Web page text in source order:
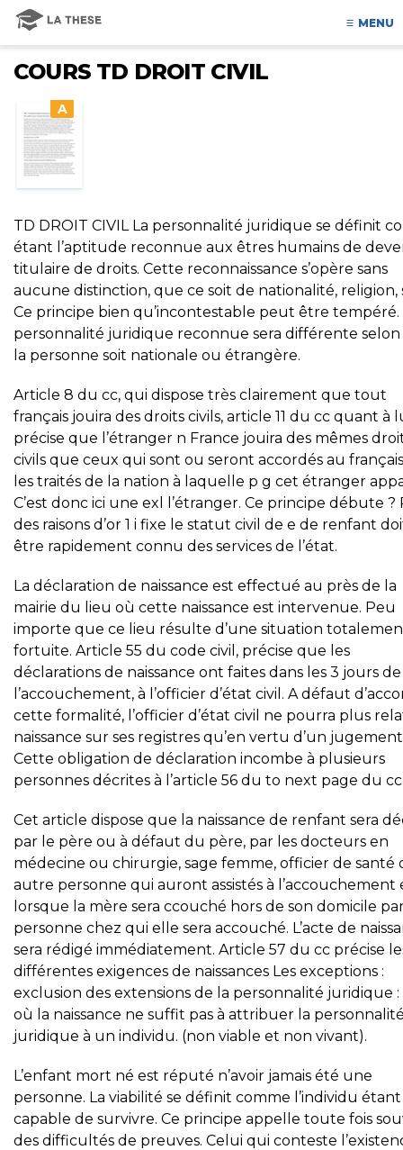
MENU
COURS TD DROIT CIVIL
A
TD DROIT CIVIL La personnalité juridique se définit
étant l’aptitude reconnue aux êtres humains de
titulaire de droits. Cette reconnaissance s’opère sans
aucune distinction, que ce soit de nationalité, religion,
Ce principe bien qu’incontestable peut être tempéré.
personnalité juridique reconnue sera différente
la personne soit nationale ou étrangère.
Article 8 du cc, qui dispose très clairement que tout
français jouira des droits civils, article 11 du cc quant à
précise que l’étranger n France jouira des mêmes
civils que ceux qui sont ou seront accordés au
les traités de la nation à laquelle p g cet étranger
C’est donc ici une exl l’étranger. Ce principe débute ?
des raisons d’or 1 i fixe le statut civil de e de renfant
être rapidement connu des services de l’état.
La déclaration de naissance est effectué au près de la
mairie du lieu où cette naissance est intervenue. Peu
importe que ce lieu résulte d’une situation
fortuite. Article 55 du code civil, précise que les
déclarations de naissance ont faites dans les 3 jours de
l’accouchement, à l’officier d’état civil. A défaut
cette formalité, l’officier d’état civil ne pourra plus
naissance sur ses registres qu’en vertu d’un
Cette obligation de déclaration incombe à plusieurs
personnes décrites à l’article 56 du to next page du
Cet article dispose que la naissance de renfant sera
par le père ou à défaut du père, par les docteurs en
médecine ou chirurgie, sage femme, officier de santé
autre personne qui auront assistés à l’accouchement
lorsque la mère sera ccouché hors de son domicile
personne chez qui elle sera accouché. L’acte de
sera rédigé immédiatement. Article 57 du cc précise
différentes exigences de naissances Les exceptions :
exclusion des extensions de la personnalité juridique :
où la naissance ne suffit pas à attribuer la
juridique à un individu. (non viable et non vivant).
L’enfant mort né est réputé n’avoir jamais été une
personne. La viabilité se définit comme l’individu étant
capable de survivre. Ce principe appelle toute fois
des difficultés de preuves. Celui qui conteste